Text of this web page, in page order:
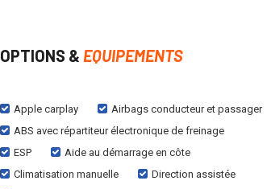
OPTIONS & EQUIPEMENTS
Apple carplay
Airbags conducteur et passager
ABS avec répartiteur électronique de freinage
ESP
Aide au démarrage en côte
Climatisation manuelle
Direction assistée